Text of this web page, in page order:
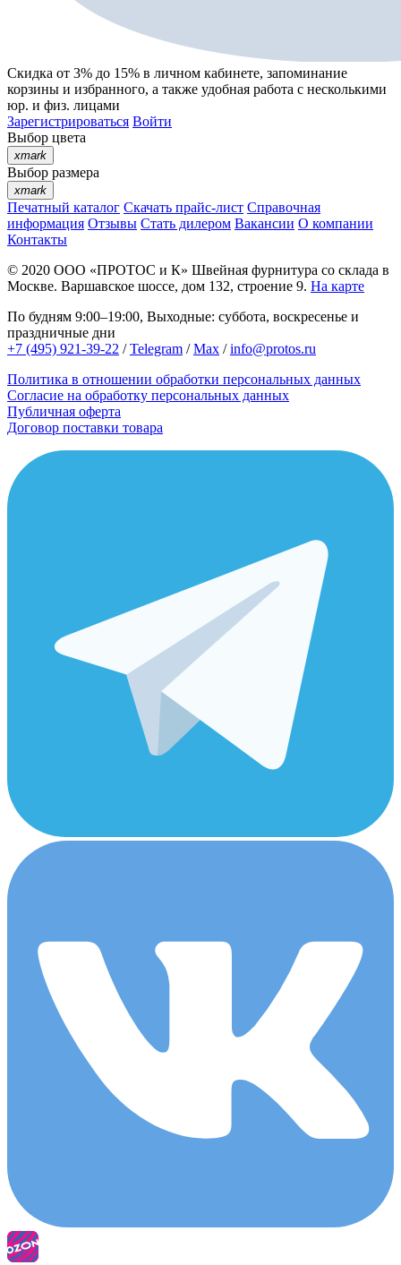
Скидка от 3% до 15% в личном кабинете, запоминание
корзины и избранного, а также удобная работа с несколькими
юр. и физ. лицами
Зарегистрироваться Войти
Выбор цвета
xmark
Выбор размера
xmark
Печатный каталог Скачать прайс-лист Справочная
информация Отзывы Стать дилером Вакансии О компании
Контакты
© 2020 ООО «ПРОТОС и К» Швейная фурнитура со склада в
Москве. Варшавское шоссе, дом 132, строение 9. На карте
По будням 9:00–19:00, Выходные: суббота, воскресенье и
праздничные дни
+7 (495) 921-39-22 /Telegram /Max /info@protos.ru
Политика в отношении обработки персональных данных
Согласие на обработку персональных данных
Публичная оферта
Договор поставки товара